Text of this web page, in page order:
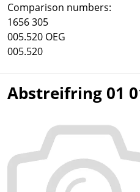
Comparison numbers:
1656 305
005.520 OEG
005.520
Abstreifring 01